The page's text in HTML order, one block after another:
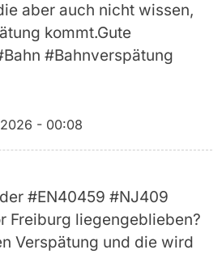
aber auch nicht wissen,
kommt.Gute
#Bahnverspätung
- 00:08
#EN40459 #NJ409
Freiburg liegengeblieben?
Verspätung und die wird